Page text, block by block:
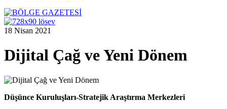
18 Nisan 2021
Dijital Çağ ve Yeni Dönem
Düşünce Kuruluşları-Stratejik Araştırma Merkezleri